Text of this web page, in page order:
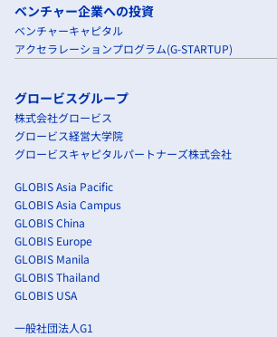
ベンチャー企業への投資
ベンチャーキャピタル
アクセラレーションプログラム(G-STARTUP)
グロービスグループ
株式会社グロービス
グロービス経営大学院
グロービスキャピタルパートナーズ株式会社
GLOBIS Asia Pacific
GLOBIS Asia Campus
GLOBIS China
GLOBIS Europe
GLOBIS Manila
GLOBIS Thailand
GLOBIS USA
一般社団法人G1